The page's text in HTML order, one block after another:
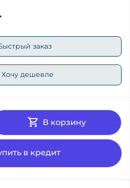
заказ
Хочу дешевле
В корзину
в кредит